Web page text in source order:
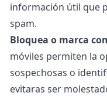
información útil que
spam.
Bloquea o marca
móviles permiten la
sospechosas o
evitaras ser